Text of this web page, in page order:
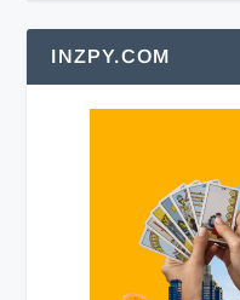
INZPY.COM